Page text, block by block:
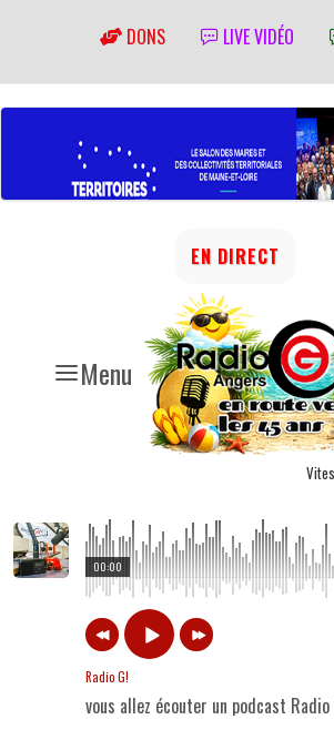
DONS LIVE VIDÉO
Menu
EN DIRECT
00:00
Radio G!
vous allez écouter un podcast